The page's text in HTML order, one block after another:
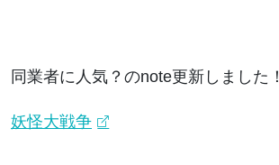
同業者に人気？のnote更新しました！
妖怪大戦争